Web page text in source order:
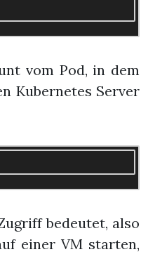
vom Pod, in dem
Kubernetes Server
bedeutet, also
einer VM starten,